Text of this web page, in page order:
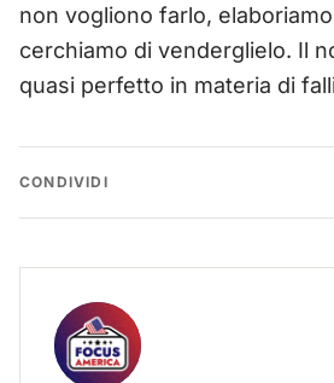
non vogliono farlo,
cerchiamo di venderglielo. Il
quasi perfetto in materia di
CONDIVIDI